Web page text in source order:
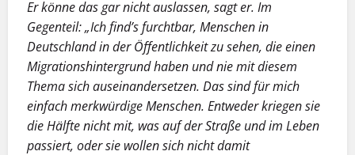
Er könne das gar nicht auslassen, sagt er. Im
Gegenteil: „Ich find’s furchtbar, Menschen in
Deutschland in der Öffentlichkeit zu sehen, die einen
Migrationshintergrund haben und nie mit diesem
Thema sich auseinandersetzen. Das sind für mich
einfach merkwürdige Menschen. Entweder kriegen sie
die Hälfte nicht mit, was auf der Straße und im Leben
passiert, oder sie wollen sich nicht damit